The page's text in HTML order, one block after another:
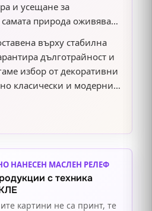
и усещане за
природа оживява
върху стабилна
дълготрайност и
избор от декоративни
класически и модерни
елегантността и
Добавете този
НАНЕСЕН МАСЛЕН РЕЛЕФ
с техника
картини не са принт, те